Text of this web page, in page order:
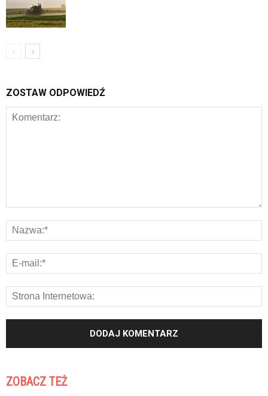
ZOSTAW ODPOWIEDŹ
ZOBACZ TEŻ